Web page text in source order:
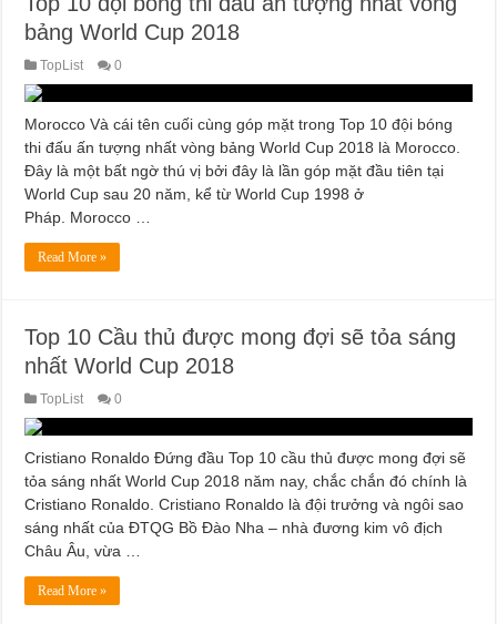
bảng World Cup 2018
TopList 0
Morocco Và cái tên cuối cùng góp mặt trong Top 10 đội bóng
thi đấu ấn tượng nhất vòng bảng World Cup 2018 là Morocco.
Đây là một bất ngờ thú vị bởi đây là lần góp mặt đầu tiên tại
World Cup sau 20 năm, kể từ World Cup 1998 ở
Pháp. Morocco …
Read More »
Top 10 Cầu thủ được mong đợi sẽ tỏa sáng
nhất World Cup 2018
TopList 0
Cristiano Ronaldo Đứng đầu Top 10 cầu thủ được mong đợi sẽ
tỏa sáng nhất World Cup 2018 năm nay, chắc chắn đó chính là
Cristiano Ronaldo. Cristiano Ronaldo là đội trưởng và ngôi sao
sáng nhất của ĐTQG Bồ Đào Nha – nhà đương kim vô địch
Châu Âu, vừa …
Read More »